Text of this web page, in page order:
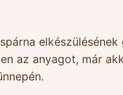
az anyagot, már